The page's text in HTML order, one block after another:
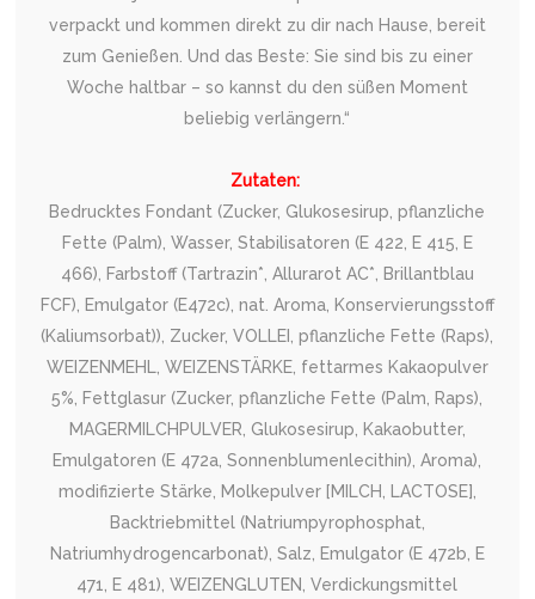
verpackt und kommen direkt zu dir nach Hause, bereit
zum Genießen. Und das Beste: Sie sind bis zu einer
Woche haltbar – so kannst du den süßen Moment
beliebig verlängern.“
Zutaten:
Bedrucktes Fondant (Zucker, Glukosesirup, pflanzliche
Fette (Palm), Wasser, Stabilisatoren (E 422, E 415, E
466), Farbstoff (Tartrazin*, Allurarot AC*, Brillantblau
FCF), Emulgator (E472c), nat. Aroma, Konservierungsstoff
(Kaliumsorbat)), Zucker, VOLLEI, pflanzliche Fette (Raps),
WEIZENMEHL, WEIZENSTÄRKE, fettarmes Kakaopulver
5%, Fettglasur (Zucker, pflanzliche Fette (Palm, Raps),
MAGERMILCHPULVER, Glukosesirup, Kakaobutter,
Emulgatoren (E 472a, Sonnenblumenlecithin), Aroma),
modifizierte Stärke, Molkepulver [MILCH, LACTOSE],
Backtriebmittel (Natriumpyrophosphat,
Natriumhydrogencarbonat), Salz, Emulgator (E 472b, E
471, E 481), WEIZENGLUTEN, Verdickungsmittel